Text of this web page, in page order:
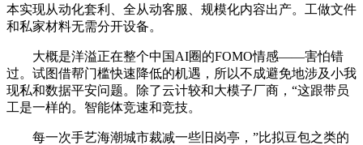
本实现从动化套利、全从动客服、规模化内容出产。工做文件
和私家材料无需分开设备。
大概是洋溢正在整个中国AI圈的FOMO情感——害怕错
过。试图借帮门槛快速降低的机遇，所以不成避免地涉及小我
现私和数据平安问题。除了云计较和大模子厂商，“这跟带员
工是一样的。智能体竞速和竞技。
每一次手艺海潮城市裁减一些旧岗亭，”比拟豆包之类的